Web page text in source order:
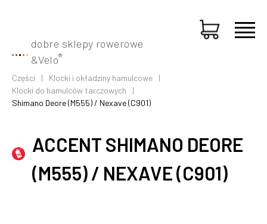
dobre sklepy rowerowe
&Velo®
Części
Klocki i okładziny hamulcowe
Klocki do hamulców tarczowych
Shimano Deore (M555) / Nexave (C901)
ACCENT SHIMANO DEORE
(M555) / NEXAVE (C901)